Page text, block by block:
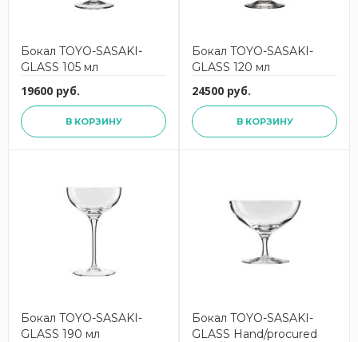
Бокал TOYO-SASAKI-
GLASS 105 мл
19600 руб.
В КОРЗИНУ
Бокал TOYO-SASAKI-
GLASS 120 мл
24500 руб.
В КОРЗИНУ
Бокал TOYO-SASAKI-
GLASS 190 мл
Бокал TOYO-SASAKI-
GLASS Hand/procured